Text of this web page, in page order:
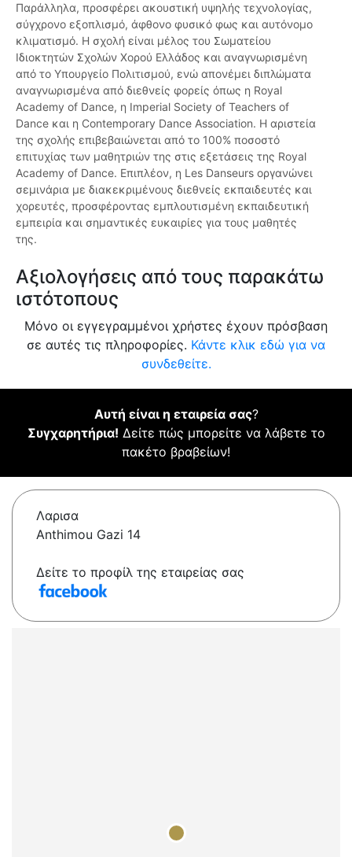
Παράλληλα, προσφέρει ακουστική υψηλής τεχνολογίας,
σύγχρονο εξοπλισμό, άφθονο φυσικό φως και αυτόνομο
κλιματισμό. Η σχολή είναι μέλος του Σωματείου
Ιδιοκτητών Σχολών Χορού Ελλάδος και αναγνωρισμένη
από το Υπουργείο Πολιτισμού, ενώ απονέμει διπλώματα
αναγνωρισμένα από διεθνείς φορείς όπως η Royal
Academy of Dance, η Imperial Society of Teachers of
Dance και η Contemporary Dance Association. Η αριστεία
της σχολής επιβεβαιώνεται από το 100% ποσοστό
επιτυχίας των μαθητριών της στις εξετάσεις της Royal
Academy of Dance. Επιπλέον, η Les Danseurs οργανώνει
σεμινάρια με διακεκριμένους διεθνείς εκπαιδευτές και
χορευτές, προσφέροντας εμπλουτισμένη εκπαιδευτική
εμπειρία και σημαντικές ευκαιρίες για τους μαθητές
της.
Αξιολογήσεις από τους παρακάτω
ιστότοπους
Μόνο οι εγγεγραμμένοι χρήστες έχουν πρόσβαση
σε αυτές τις πληροφορίες. Κάντε κλικ εδώ για να
συνδεθείτε.
Αυτή είναι η εταιρεία σας?
Συγχαρητήρια! Δείτε πώς μπορείτε να λάβετε το
πακέτο βραβείων!
Λαρισα
Anthimou Gazi 14
Δείτε το προφίλ της εταιρείας σας